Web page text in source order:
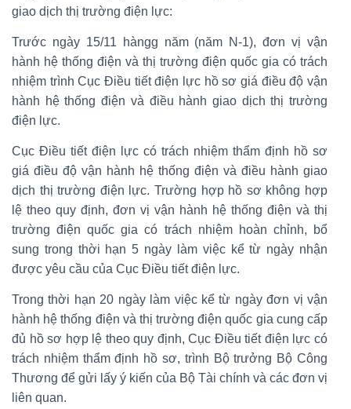
giao dịch thị trường điện lực:
Trước ngày 15/11 hàngg năm (năm N-1), đơn vị vận
hành hệ thống điện và thị trường điện quốc gia có trách
nhiệm trình Cục Điều tiết điện lực hồ sơ giá điều độ vận
hành hệ thống điện và điều hành giao dịch thị trường
điện lực.
Cục Điều tiết điện lực có trách nhiệm thẩm định hồ sơ
giá điều độ vận hành hệ thống điện và điều hành giao
dịch thị trường điện lực. Trường hợp hồ sơ không hợp
lệ theo quy định, đơn vị vận hành hệ thống điện và thị
trường điện quốc gia có trách nhiệm hoàn chỉnh, bổ
sung trong thời hạn 5 ngày làm việc kể từ ngày nhận
được yêu cầu của Cục Điều tiết điện lực.
Trong thời hạn 20 ngày làm việc kể từ ngày đơn vị vận
hành hệ thống điện và thị trường điện quốc gia cung cấp
đủ hồ sơ hợp lệ theo quy định, Cục Điều tiết điện lực có
trách nhiệm thẩm định hồ sơ, trình Bộ trưởng Bộ Công
Thương để gửi lấy ý kiến của Bộ Tài chính và các đơn vị
liên quan.